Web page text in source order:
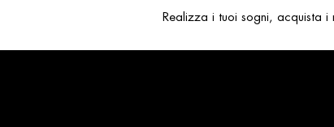
Realizza i tuoi sogni, acquista